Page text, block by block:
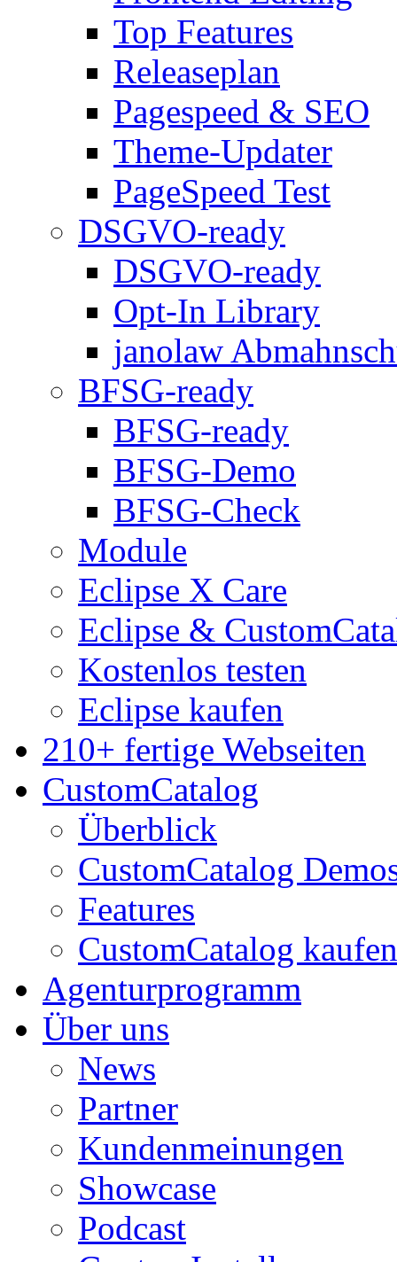
Top Features
Releaseplan
Pagespeed & SEO
Theme-Updater
PageSpeed Test
DSGVO-ready
DSGVO-ready
Opt-In Library
janolaw
BFSG-ready
BFSG-ready
BFSG-Demo
BFSG-Check
Module
Eclipse X Care
Eclipse &
Kostenlos testen
Eclipse kaufen
210+ fertige Webseiten
CustomCatalog
Überblick
CustomCatalog
Features
CustomCatalog kaufen
Agenturprogramm
Über uns
News
Partner
Kundenmeinungen
Showcase
Podcast